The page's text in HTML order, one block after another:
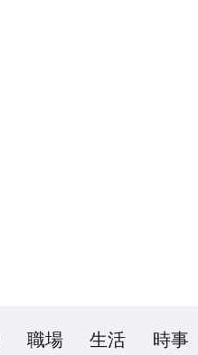
職場 生活 時事